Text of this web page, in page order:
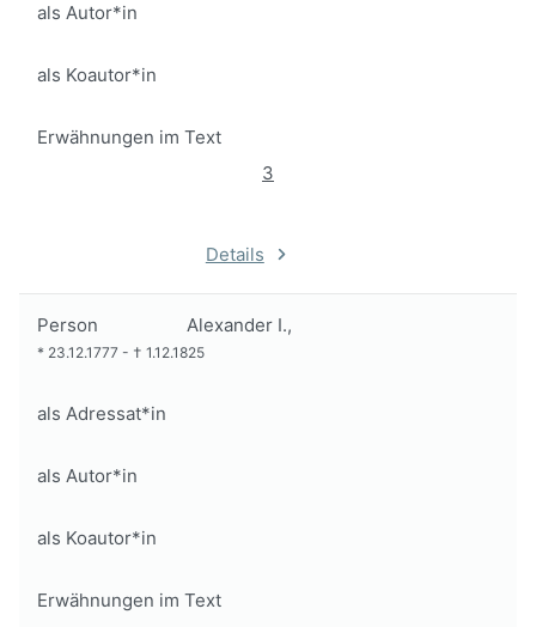
als Autor*in
als Koautor*in
Erwähnungen im Text
3
Details
Person Alexander I.,
* 23.12.1777 - † 1.12.1825
als Adressat*in
als Autor*in
als Koautor*in
Erwähnungen im Text